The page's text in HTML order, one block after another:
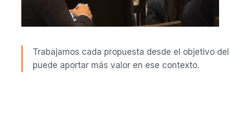
Trabajamos cada propuesta desde el objetivo
puede aportar más valor en ese contexto.